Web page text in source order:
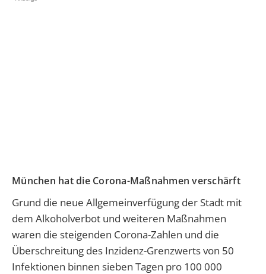
München hat die Corona-Maßnahmen verschärft
Grund die neue Allgemeinverfügung der Stadt mit
dem Alkoholverbot und weiteren Maßnahmen
waren die steigenden Corona-Zahlen und die
Überschreitung des Inzidenz-Grenzwerts von 50
Infektionen binnen sieben Tagen pro 100 000